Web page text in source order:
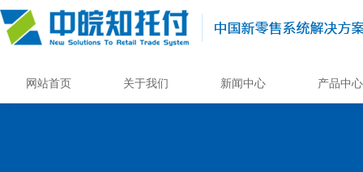
网站首页 关于我们 新闻中心 产品中心